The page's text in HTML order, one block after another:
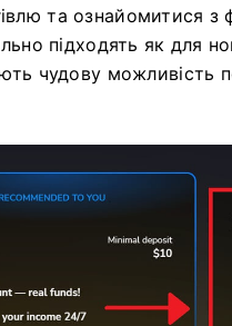
та ознайомитися з
підходять як для
чудову можливість